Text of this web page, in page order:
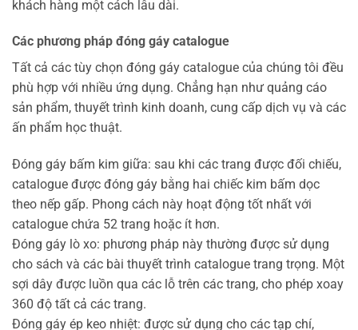
khách hàng một cách lâu dài.
Các phương pháp đóng gáy catalogue
Tất cả các tùy chọn đóng gáy catalogue của chúng tôi đều
phù hợp với nhiều ứng dụng. Chẳng hạn như quảng cáo
sản phẩm, thuyết trình kinh doanh, cung cấp dịch vụ và các
ấn phẩm học thuật.
Đóng gáy bấm kim giữa: sau khi các trang được đối chiếu,
catalogue được đóng gáy bằng hai chiếc kim bấm dọc
theo nếp gấp. Phong cách này hoạt động tốt nhất với
catalogue chứa 52 trang hoặc ít hơn.
Đóng gáy lò xo: phương pháp này thường được sử dụng
cho sách và các bài thuyết trình catalogue trang trọng. Một
sợi dây được luồn qua các lỗ trên các trang, cho phép xoay
360 độ tất cả các trang.
Đóng gáy ép keo nhiệt: được sử dụng cho các tạp chí,